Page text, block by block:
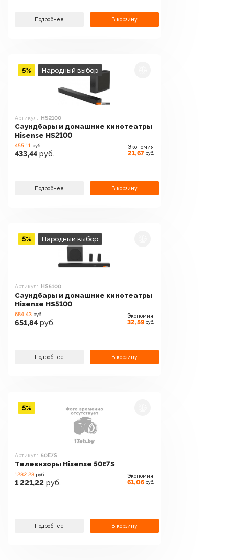
Подробнее В корзину
Артикул: HS2100
Саундбары и домашние кинотеатры
Hisense HS2100
455.11 руб.
433,44 руб.
Экономия
21,67 руб.
Подробнее В корзину
5% Народный выбор
Артикул: HS5100
Саундбары и домашние кинотеатры
Hisense HS5100
684.43 руб.
651,84 руб.
Экономия
32,59 руб.
Подробнее В корзину
5% Народный выбор
Артикул: 50E7S
Телевизоры Hisense 50E7S
1282.28 руб.
1 221,22 руб.
Экономия
61,06 руб.
Подробнее В корзину
5%